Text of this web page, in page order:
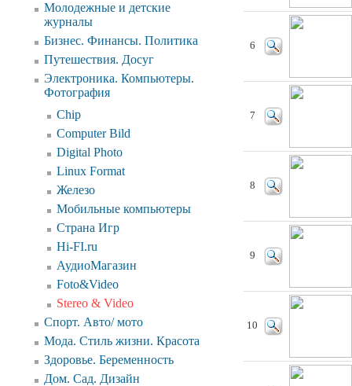
Молодежные и детские
журналы
Бизнес. Финансы. Политика
Путешествия. Досуг
Электроника. Компьютеры.
Фотография
Chip
Computer Bild
Digital Photo
Linux Format
Железо
Мобильные компьютеры
Страна Игр
Hi-FI.ru
АудиоМагазин
Foto&Video
Stereo & Video
Спорт. Авто/ мото
Мода. Стиль жизни. Красота
Здоровье. Беременность
Дом. Сад. Дизайн
6
7
8
9
10